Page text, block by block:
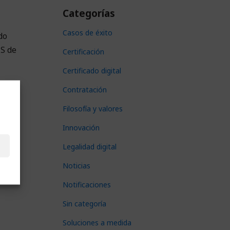
de
Categorías
Casos de éxito
Certificación
Certificado digital
Contratación
Filosofía y valores
Innovación
Legalidad digital
Noticias
Notificaciones
Sin categoría
Soluciones a medida